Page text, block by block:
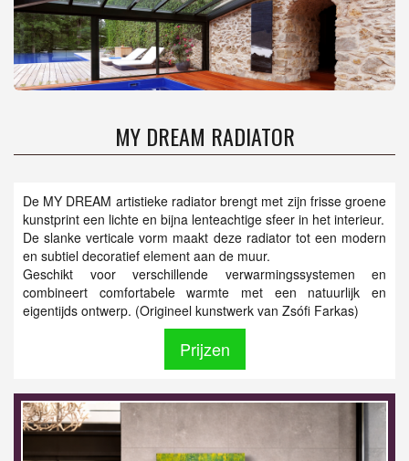
MY DREAM RADIATOR
De MY DREAM artistieke radiator brengt met zijn frisse groene
kunstprint een lichte en bijna lenteachtige sfeer in het interieur.
De slanke verticale vorm maakt deze radiator tot een modern
en subtiel decoratief element aan de muur.
Geschikt voor verschillende verwarmingssystemen en
combineert comfortabele warmte met een natuurlijk en
eigentijds ontwerp. (Origineel kunstwerk van Zsófi Farkas)
Prijzen